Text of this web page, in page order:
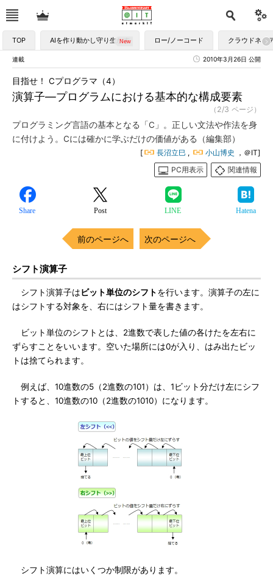
TOP AIを作り動かし守り生かす ロー/ノーコード クラウドネイ
連載 2010年3月26日 公開
演算子―プログラムにおける基本的な構成要素
目指せ！ Cプログラマ（4）
（2/3 ページ）
プログラミング言語の基本となる「C」。正しい文法や作法を身
に付けよう。Cには確かに学ぶだけの価値がある（編集部）
[ 長沼立巳 , 小山博史
，＠IT]
PC用表示
関連情報
Share Post LINE Hatena
前のページへ 次のページへ
シフト演算子
シフト演算子はビット単位のシフトを行います。演算子の左に
はシフトする対象を、右にはシフト量を書きます。
ビット単位のシフトとは、2進数で表した値の各けたを左右に
ずらすことをいいます。空いた場所には0が入り、はみ出たビッ
トは捨てられます。
例えば、10進数の5（2進数の101）は、1ビット分だけ左にシフ
トすると、10進数の10（2進数の1010）になります。
シフト演算にはいくつか制限があります。